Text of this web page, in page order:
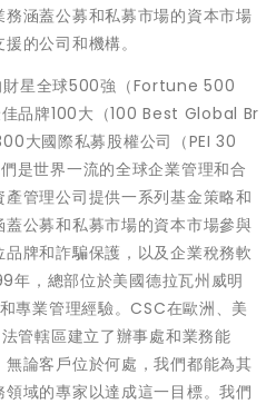
涵蓋公募和私募市場的資本市場
的公司和機構。
財星全球500強（Fortune 500
品牌100大（100 Best Global Br
大國際私募股權公司（PEI 30
是世界一流的全球企業管理和合
管理公司提供一系列基金策略和
公募和私募市場的資本市場參與
牌和詐騙保護，以及企業稅務軟
年，總部位於美國德拉瓦州威明
專業管理經驗。CSC在歐洲、美
管轄區建立了辦事處和業務能
論客戶位於何處，我們都能為其
域的專家以達成這一目標。我們